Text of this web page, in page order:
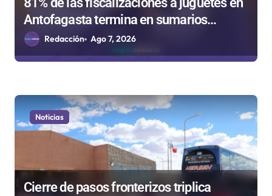
s
Antofagasta termina en sumarios
sanitarios
Redacción Ago 7, 2026
Noticias
Cierre de pasos fronterizos triplica